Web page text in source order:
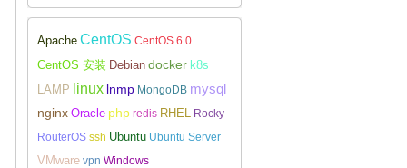
Apache CentOS CentOS 6.0
CentOS 安装 Debian docker k8s
LAMP linux lnmp MongoDB mysql
nginx Oracle php redis RHEL Rocky
RouterOS ssh Ubuntu Ubuntu Server
VMware vpn Windows